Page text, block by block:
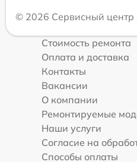
© 2026 Сервисный центр
Стоимость ремонта
Оплата и доставка
Контакты
Вакансии
О компании
Ремонтируемые
Наши услуги
Согласие на
Способы оплаты